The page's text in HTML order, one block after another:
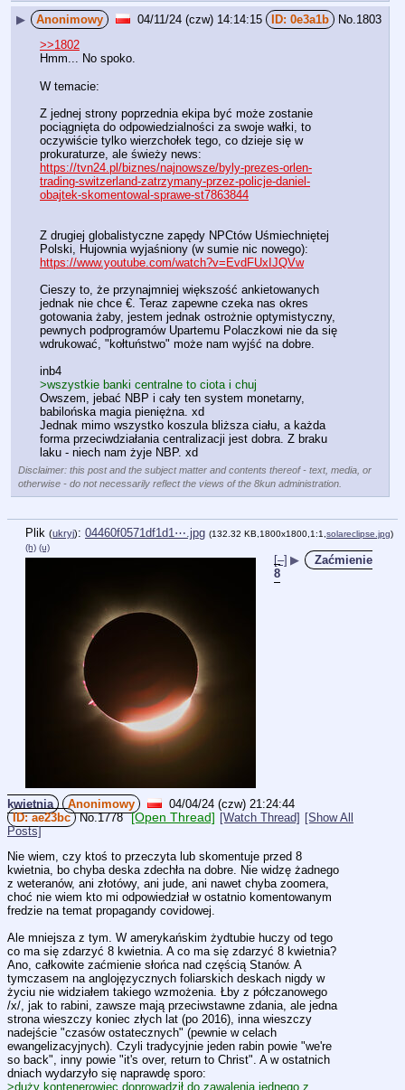
▶ Anonimowy 04/11/24 (czw) 14:14:15 0e3a1b No. 1803
>>1802
Hmm... No spoko.
W temacie:
Z jednej strony poprzednia ekipa być może zostanie
pociągnięta do odpowiedzialności za swoje wałki, to
oczywiście tylko wierzchołek tego, co dzieje się w
prokuraturze, ale świeży news:
https://tvn24.pl/biznes/najnowsze/byly-prezes-orlen-
trading-switzerland-zatrzymany-przez-policje-daniel-
obajtek-skomentowal-sprawe-st7863844
Z drugiej globalistyczne zapędy NPCtów Uśmiechniętej
Polski, Hujownia wyjaśniony (w sumie nic nowego):
https://www.youtube.com/watch?v=EvdFUxIJQVw
Cieszy to, że przynajmniej większość ankietowanych
jednak nie chce €. Teraz zapewne czeka nas okres
gotowania żaby, jestem jednak ostrożnie optymistyczny,
pewnych podprogramów Upartemu Polaczkowi nie da się
wdrukować, "kołtuństwo" może nam wyjść na dobre.
inb4
>wszystkie banki centralne to ciota i chuj
Owszem, jebać NBP i cały ten system monetarny,
babilońska magia pieniężna. xd
Jednak mimo wszystko koszula bliższa ciału, a każda
forma przeciwdziałania centralizacji jest dobra. Z braku
laku - niech nam żyje NBP. xd
Disclaimer: this post and the subject matter and contents thereof - text, media, or
otherwise - do not necessarily reflect the views of the 8kun administration.
Plik (ukryj): 04460f0571df1d1⋯.jpg (132.32 KB,1800x1800,1:1, solareclipse.jpg)
(h) (u)
[–] ▶
Zaćmienie
8
kwietnia Anonimowy
04/04/24 (czw) 21:24:44
ae23bc
No.1778 [Open Thread] [Watch Thread] [Show All
Posts]
Nie wiem, czy ktoś to przeczyta lub skomentuje przed 8
kwietnia, bo chyba deska zdechła na dobre. Nie widzę żadnego
z weteranów, ani złotówy, ani jude, ani nawet chyba zoomera,
choć nie wiem kto mi odpowiedział w ostatnio komentowanym
fredzie na temat propagandy covidowej.
Ale mniejsza z tym. W amerykańskim żydtubie huczy od tego
co ma się zdarzyć 8 kwietnia. A co ma się zdarzyć 8 kwietnia?
Ano, całkowite zaćmienie słońca nad częścią Stanów. A
tymczasem na anglojęzycznych foliarskich deskach nigdy w
życiu nie widziałem takiego wzmożenia. Łby z półczanowego
/x/, jak to rabini, zawsze mają przeciwstawne zdania, ale jedna
strona wieszczy koniec złych lat (po 2016), inna wieszczy
nadejście "czasów ostatecznych" (pewnie w celach
ewangelizacyjnych). Czyli tradycyjnie jeden rabin powie "we're
so back", inny powie "it's over, return to Christ". A w ostatnich
dniach wydarzyło się naprawdę sporo:
>duży kontenerowiec doprowadził do zawalenia jednego z